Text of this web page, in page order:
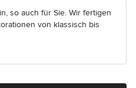
so auch für Sie. Wir fertigen
von klassisch bis